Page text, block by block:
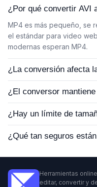
¿Por qué convertir AVI
MP4 es más pequeño, se
el estándar para video
modernas esperan MP4.
¿La conversión afecta
¿El conversor
¿Hay un límite de
¿Qué tan seguros
Herramientas
editar, convertir y